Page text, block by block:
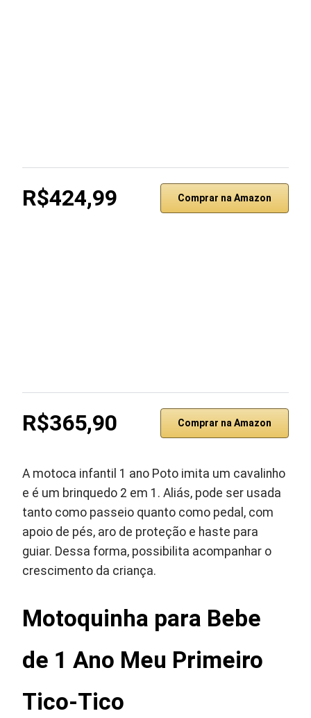
R$424,99 Comprar na Amazon
R$365,90 Comprar na Amazon
A motoca infantil 1 ano Poto imita um cavalinho
e é um brinquedo 2 em 1. Aliás, pode ser usada
tanto como passeio quanto como pedal, com
apoio de pés, aro de proteção e haste para
guiar. Dessa forma, possibilita acompanhar o
crescimento da criança.
Motoquinha para Bebe
de 1 Ano Meu Primeiro
Tico-Tico